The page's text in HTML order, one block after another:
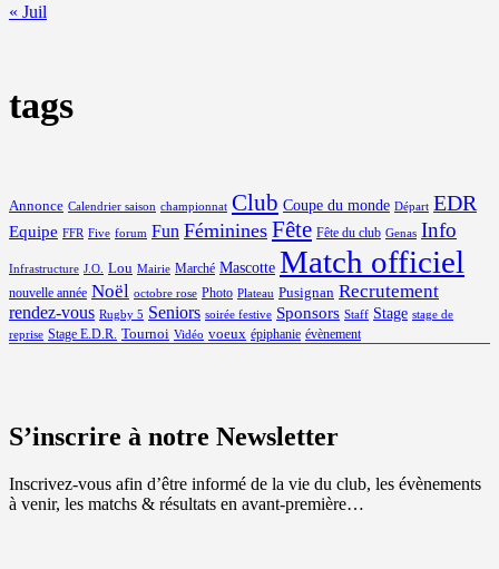
« Juil
tags
Annonce Calendrier saison championnat Club Coupe du monde Départ EDR
Equipe FFR Five forum Fun Féminines Fête Fête du club Genas Info
Infrastructure J.O. Lou Mairie Marché Mascotte Match officiel
nouvelle année Noël octobre rose Photo Plateau Pusignan Recrutement
rendez-vous Rugby 5 Seniors soirée festive Sponsors Staff Stage stage de
reprise Stage E.D.R. Tournoi Vidéo voeux épiphanie évènement
S’inscrire à notre Newsletter
Inscrivez-vous afin d’être informé de la vie du club, les évènements
à venir, les matchs & résultats en avant-première…